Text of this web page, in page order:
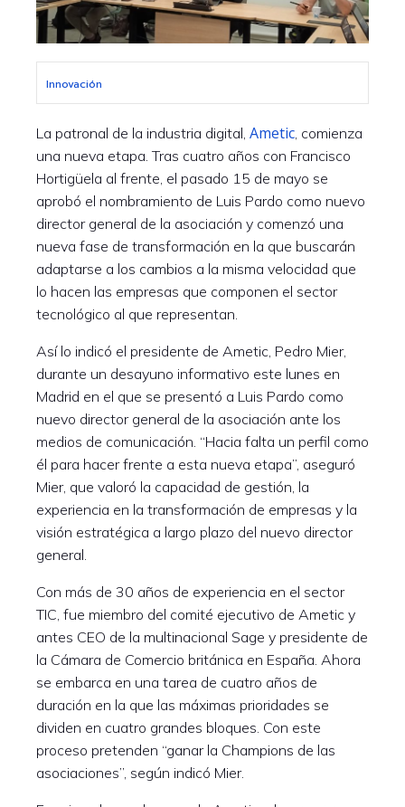
Innovación
La patronal de la industria digital, Ametic, comienza
una nueva etapa. Tras cuatro años con Francisco
Hortigüela al frente, el pasado 15 de mayo se
aprobó el nombramiento de Luis Pardo como nuevo
director general de la asociación y comenzó una
nueva fase de transformación en la que buscarán
adaptarse a los cambios a la misma velocidad que
lo hacen las empresas que componen el sector
tecnológico al que representan.
Así lo indicó el presidente de Ametic, Pedro Mier,
durante un desayuno informativo este lunes en
Madrid en el que se presentó a Luis Pardo como
nuevo director general de la asociación ante los
medios de comunicación. “Hacia falta un perfil como
él para hacer frente a esta nueva etapa”, aseguró
Mier, que valoró la capacidad de gestión, la
experiencia en la transformación de empresas y la
visión estratégica a largo plazo del nuevo director
general.
Con más de 30 años de experiencia en el sector
TIC, fue miembro del comité ejecutivo de Ametic y
antes CEO de la multinacional Sage y presidente de
la Cámara de Comercio británica en España. Ahora
se embarca en una tarea de cuatro años de
duración en la que las máximas prioridades se
dividen en cuatro grandes bloques. Con este
proceso pretenden “ganar la Champions de las
asociaciones”, según indicó Mier.